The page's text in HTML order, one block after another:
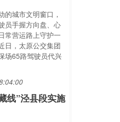
的城市文明窗口，
员手握方向盘、心
常营运路上守护一
日，太原公交集团
场65路驾驶员代兴
线”泾县段实施